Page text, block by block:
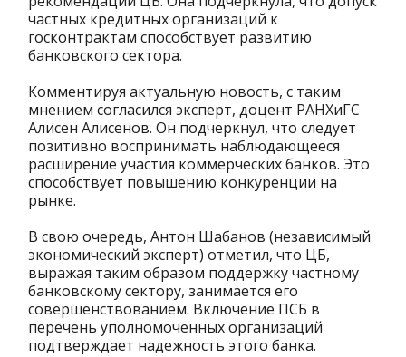
частных кредитных организаций к
госконтрактам способствует развитию
банковского сектора.
Комментируя актуальную новость, с таким
мнением согласился эксперт, доцент РАНХиГС
Алисен Алисенов. Он подчеркнул, что следует
позитивно воспринимать наблюдающееся
расширение участия коммерческих банков. Это
способствует повышению конкуренции на
рынке.
В свою очередь, Антон Шабанов (независимый
экономический эксперт) отметил, что ЦБ,
выражая таким образом поддержку частному
банковскому сектору, занимается его
совершенствованием. Включение ПСБ в
перечень уполномоченных организаций
подтверждает надежность этого банка.